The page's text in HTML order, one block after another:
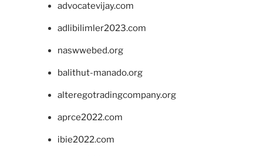
advocatevijay.com
adlibilimler2023.com
naswwebed.org
balithut-manado.org
alteregotradingcompany.org
aprce2022.com
ibie2022.com